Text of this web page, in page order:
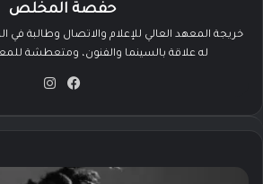
حفصة المخلص
خريجة المعهد العالي للإعلام والاتصال وطالبة
له علاقة بالسينما والفنون، ومتعطشة
في